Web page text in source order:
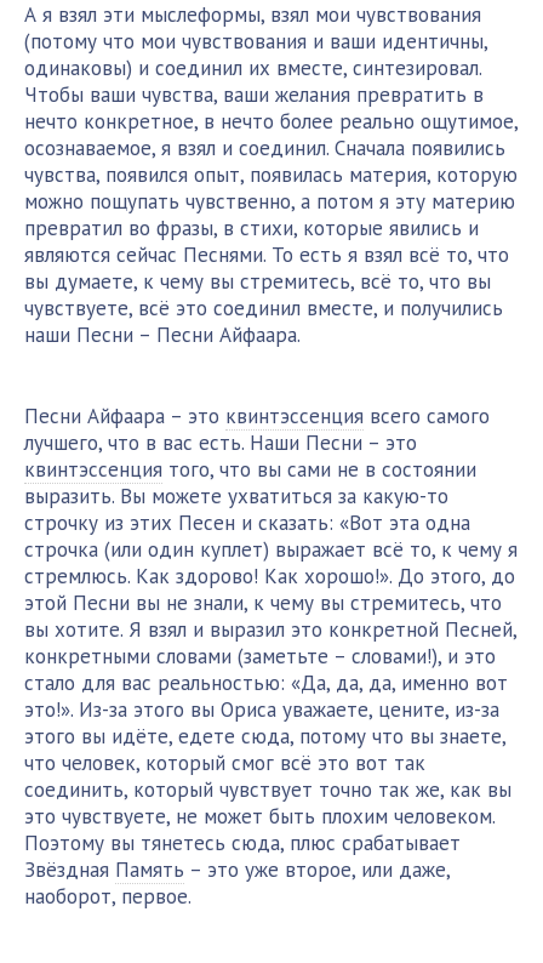
А я взял эти мыслеформы, взял мои чувствования
(потому что мои чувствования и ваши идентичны,
одинаковы) и соединил их вместе, синтезировал.
Чтобы ваши чувства, ваши желания превратить в
нечто конкретное, в нечто более реально ощутимое,
осознаваемое, я взял и соединил. Сначала появились
чувства, появился опыт, появилась материя, которую
можно пощупать чувственно, а потом я эту материю
превратил во фразы, в стихи, которые явились и
являются сейчас Песнями. То есть я взял всё то, что
вы думаете, к чему вы стремитесь, всё то, что вы
чувствуете, всё это соединил вместе, и получились
наши Песни – Песни Айфаара.
Песни Айфаара – это квинтэссенция всего самого
лучшего, что в вас есть. Наши Песни – это
квинтэссенция того, что вы сами не в состоянии
выразить. Вы можете ухватиться за какую-то
строчку из этих Песен и сказать: «Вот эта одна
строчка (или один куплет) выражает всё то, к чему я
стремлюсь. Как здорово! Как хорошо!». До этого, до
этой Песни вы не знали, к чему вы стремитесь, что
вы хотите. Я взял и выразил это конкретной Песней,
конкретными словами (заметьте – словами!), и это
стало для вас реальностью: «Да, да, да, именно вот
это!». Из-за этого вы Ориса уважаете, цените, из-за
этого вы идёте, едете сюда, потому что вы знаете,
что человек, который смог всё это вот так
соединить, который чувствует точно так же, как вы
это чувствуете, не может быть плохим человеком.
Поэтому вы тянетесь сюда, плюс срабатывает
Звёздная Память – это уже второе, или даже,
наоборот, первое.